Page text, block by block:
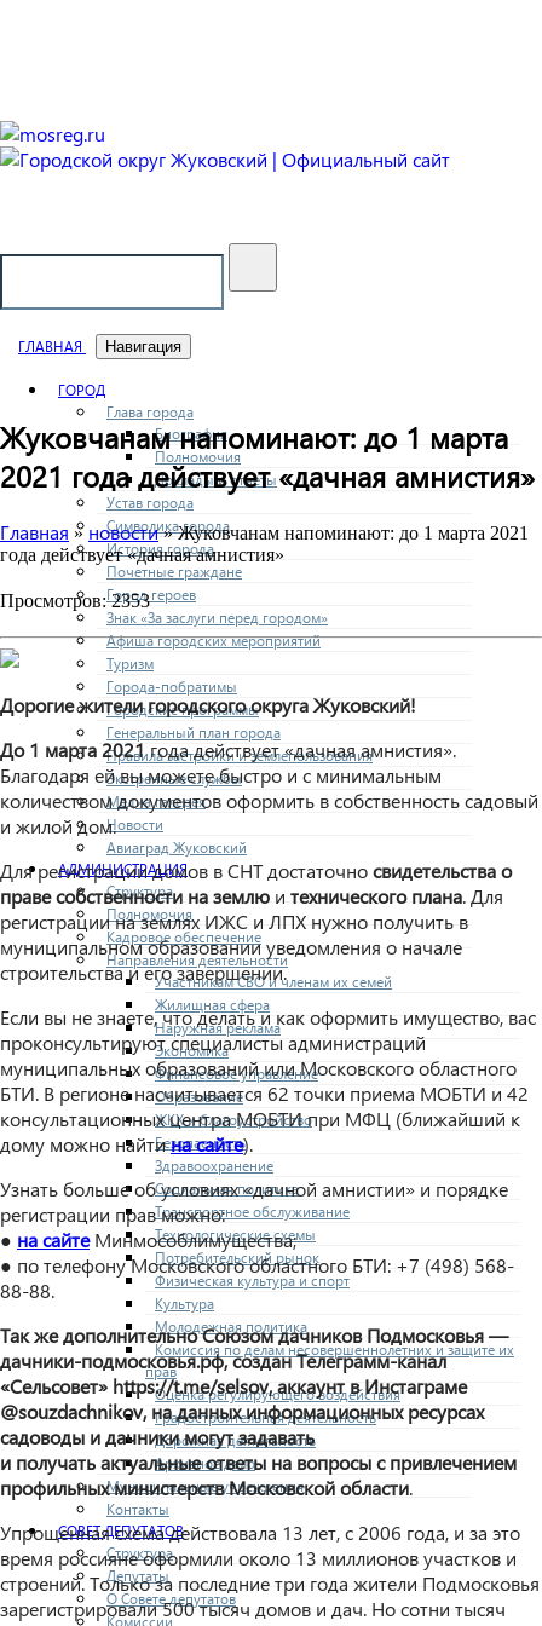
ГЛАВНАЯ Навигация
ГОРОД
Глава города
Биография
Полномочия
Доклады и отчеты
Устав города
Символика города
История города
Почетные граждане
Город героев
Знак «За заслуги перед городом»
Афиша городских мероприятий
Туризм
Города-побратимы
Городские программы
Генеральный план города
Правила застройки и землепользования
Экстренные службы
Медиа галерея
Новости
Авиаград Жуковский
АДМИНИСТРАЦИЯ
Структура
Полномочия
Кадровое обеспечение
Направления деятельности
Участникам СВО и членам их семей
Жилищная сфера
Наружная реклама
Экономика
Финансовое управление
Образование
ЖКХ и благоустройство
Безопасность
Здравоохранение
Социальная политика
Транспортное обслуживание
Технологические схемы
Потребительский рынок
Физическая культура и спорт
Культура
Молодежная политика
Комиссия по делам несовершеннолетних и защите их
прав
Оценка регулирующего воздействия
Градостроительная деятельность
Дорожная деятельность
Архивное дело
Муниципальные учреждения
Контакты
СОВЕТ ДЕПУТАТОВ
Структура
Депутаты
О Совете депутатов
Комиссии
Жуковчанам напоминают: до 1 марта
2021 года действует «дачная амнистия»
Главная » новости» Жуковчанам напоминают: до 1 марта 2021
года действует «дачная амнистия»
Просмотров: 2353
Дорогие жители городского округа Жуковский!
До 1 марта 2021года действует «дачная амнистия».
Благодаря ей вы можете быстро и с минимальным
количеством документов оформить в собственность садовый
и жилой дом.
Для регистрации домов в СНТ достаточносвидетельства о
праве собственности на землю и технического плана. Для
регистрации на землях ИЖС и ЛПХ нужно получить в
муниципальном образовании уведомления о начале
строительства и его завершении.
Если вы не знаете, что делать и как оформить имущество, вас
проконсультируют специалисты администраций
муниципальных образований или Московского областного
БТИ. В регионе насчитывается 62 точки приема МОБТИ и 42
консультационных центра МОБТИ при МФЦ (ближайший к
дому можно найтина сайте).
Узнать больше об условиях «дачной амнистии» и порядке
регистрации прав можно:
● на сайтеМинмособлимущества;
● по телефону Московского областного БТИ: +7 (498) 568-
88-88.
Так же дополнительно Союзом дачников Подмосковья —
дачники-подмосковья.рф, создан Телеграмм-канал
«Сельсовет» https://t.me/selsov, аккаунт в Инстаграме
@souzdachnikov, на данных информационных ресурсах
садоводы и дачники могут задавать
и получать актуальные ответы на вопросы с привлечением
профильных министерств Московской области.
Упрощенная схема действовала 13 лет, с 2006 года, и за это
время россияне оформили около 13 миллионов участков и
строений. Только за последние три года жители Подмосковья
зарегистрировали 500 тысяч домов и дач. Но сотни тысяч